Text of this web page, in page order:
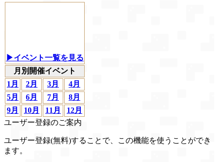
▶イベント一覧を見る
月別開催イベント
1月
2月 3月
4月
5月
6月 7月
8月
9月
10月 11月
12月
ユーザー登録のご案内
ユーザー登録(無料)することで、この機能を使うことができ
ます。